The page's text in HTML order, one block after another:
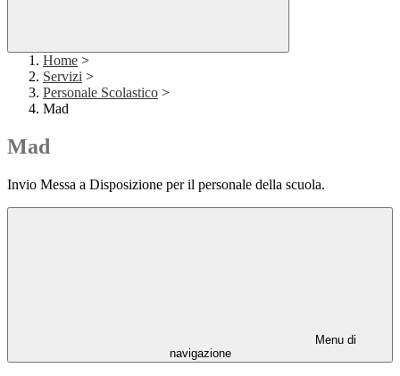
Home >
Servizi >
Personale Scolastico >
Mad
Mad
Invio Messa a Disposizione per il personale della scuola.
Menu di
navigazione